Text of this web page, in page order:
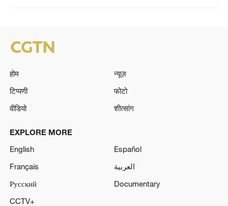
होम
न्यूज़
टिप्पणी
फोटो
वीडियो
शीत्सांग
EXPLORE MORE
English
Español
Français
العربية
Русский
Documentary
CCTV+